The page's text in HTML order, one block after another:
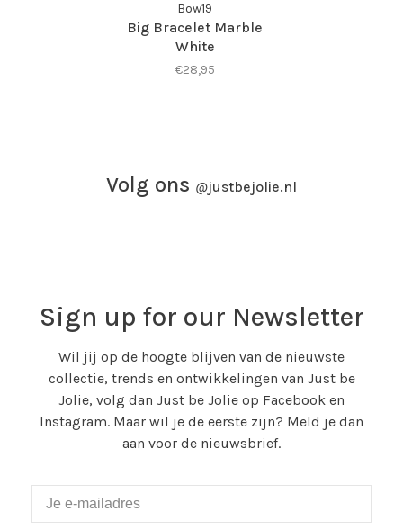
Bow19
Big Bracelet Marble
White
€28,95
Volg ons @justbejolie.nl
Sign up for our Newsletter
Wil jij op de hoogte blijven van de nieuwste
collectie, trends en ontwikkelingen van Just be
Jolie, volg dan Just be Jolie op Facebook en
Instagram. Maar wil je de eerste zijn? Meld je dan
aan voor de nieuwsbrief.